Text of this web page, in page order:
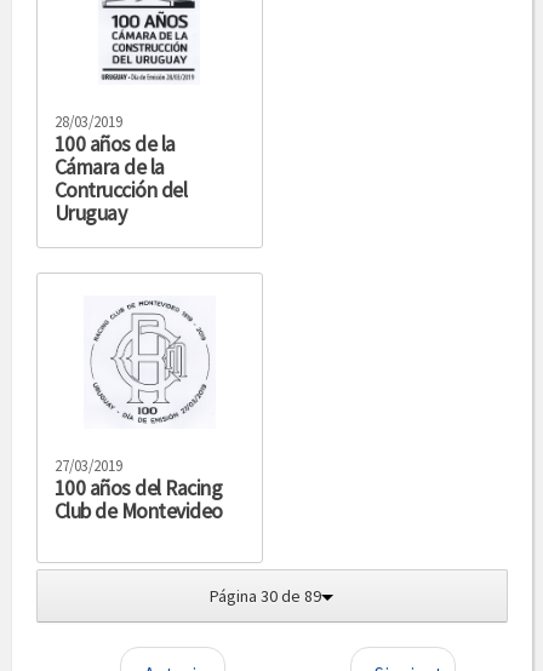
28/03/2019
100 años de la
Cámara de la
Contrucción del
Uruguay
27/03/2019
100 años del Racing
Club de Montevideo
Página 30 de 89